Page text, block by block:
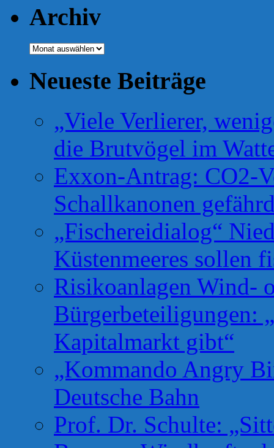
Archiv
Archiv
Neueste Beiträge
„Viele Verlierer,
die Brutvögel im
Exxon-Antrag: CO2-
Schallkanonen
„Fischereidialog“
Küstenmeeres sollen
Risikoanlagen Wind-
Bürgerbeteiligungen:
Kapitalmarkt gibt“
„Kommando Angry
Deutsche Bahn
Prof. Dr. Schulte: